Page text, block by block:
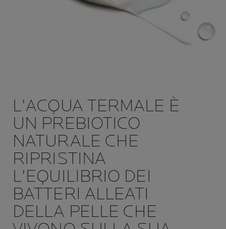
L'ACQUA TERMALE È
UN PREBIOTICO
NATURALE CHE
RIPRISTINA
L'EQUILIBRIO DEI
BATTERI ALLEATI
DELLA PELLE CHE